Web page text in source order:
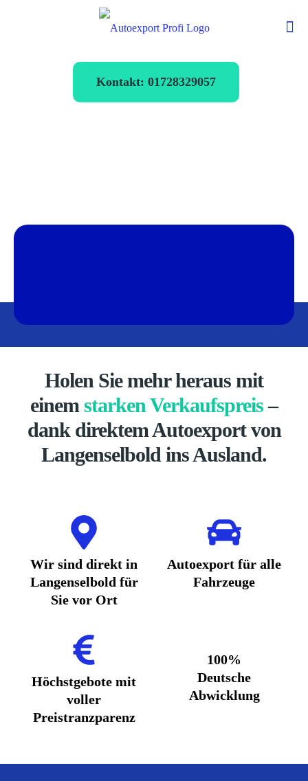
Kontakt: 01728329057
Holen Sie mehr heraus mit
einem starken Verkaufspreis–
dank direktem Autoexport von
Langenselbold ins Ausland.
Wir sind direkt in
Langenselbold für
Sie vor Ort
Autoexport für alle
Fahrzeuge
Höchstgebote mit
voller
Preistranzparenz
100%
Deutsche
Abwicklung